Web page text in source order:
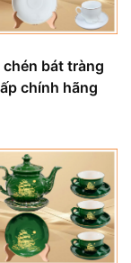
chén bát tràng
chính hãng